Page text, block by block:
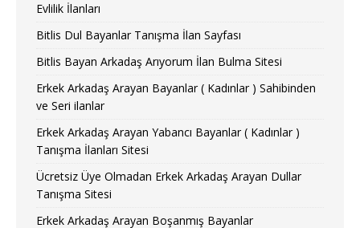
Evlilik İlanları
Bitlis Dul Bayanlar Tanışma İlan Sayfası
Bitlis Bayan Arkadaş Arıyorum İlan Bulma Sitesi
Erkek Arkadaş Arayan Bayanlar ( Kadınlar ) Sahibinden
ve Seri ilanlar
Erkek Arkadaş Arayan Yabancı Bayanlar ( Kadınlar )
Tanışma İlanları Sitesi
Ücretsiz Üye Olmadan Erkek Arkadaş Arayan Dullar
Tanışma Sitesi
Erkek Arkadaş Arayan Boşanmış Bayanlar